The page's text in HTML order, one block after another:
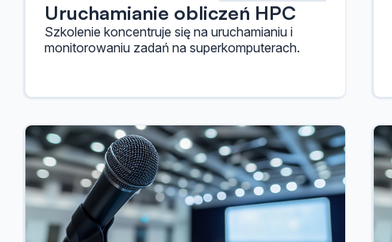
Uruchamianie obliczeń HPC
Szkolenie koncentruje się na uruchamianiu i
monitorowaniu zadań na superkomputerach.